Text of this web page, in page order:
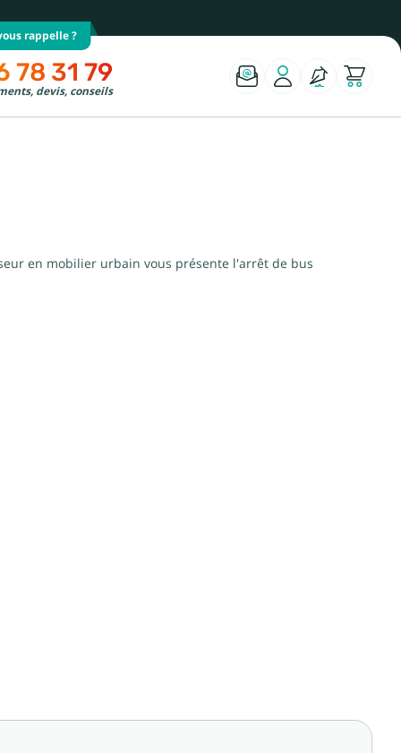
rappelle ?
78 31 79
devis, conseils
en mobilier urbain vous présente l'arrêt de bus